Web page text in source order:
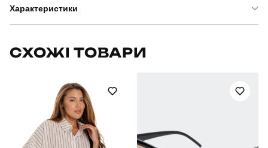
Характеристики
Призначення для повсякденного носіння
СХОЖІ ТОВАРИ